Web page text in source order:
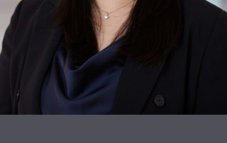
應屆畢業生招聘
聯絡我們
最新消息